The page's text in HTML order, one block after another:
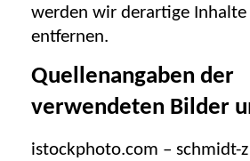
werden wir derartige Inhalte
entfernen.
Quellenangaben der
verwendeten Bilder
istockphoto.com – schmidt-z